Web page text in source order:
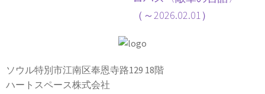
（～2026.02.01）
ソウル特別市江南区奉恩寺路129 18階
ハートスペース株式会社